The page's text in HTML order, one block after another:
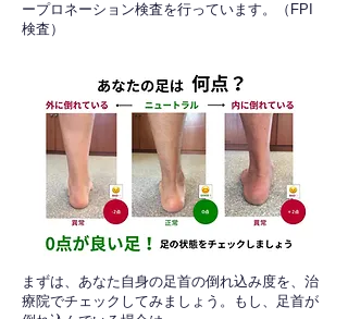
ープロネーション検査を行っています。（FPI
検査）​
​まずは、あなた自身の足首の倒れ込み度を、治
療院でチェックしてみましょう。もし、足首が